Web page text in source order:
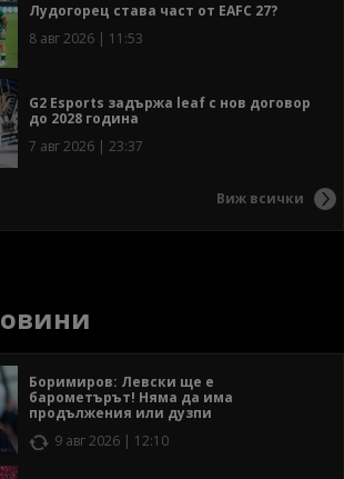
Лудогорец става част от EAFC 27?
8 авг 2026 | 11:53
G2 Esports задържа leaf с нов договор
до 2028 година
7 авг 2026 | 23:37
Виж всички
Боримиров: Левски ще е
барометърът! Няма да има
продължения или дузпи
9 авг 2026 | 12:10